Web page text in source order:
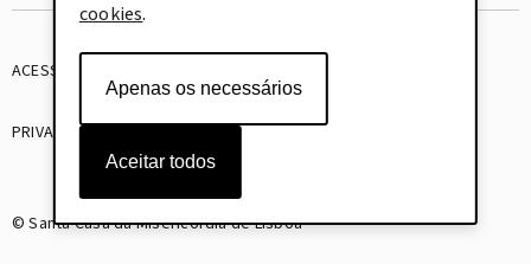
cookies.
Apenas os necessários
Aceitar todos
ACESSIBILIDADE
PRIVACIDADE COOKIES
© Santa Casa da Misericórdia de Lisboa